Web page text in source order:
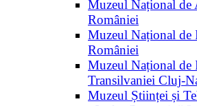
Muzeul Național de
României
Muzeul Național de
României
Muzeul Național de
Transilvaniei Cluj-
Muzeul Științei și